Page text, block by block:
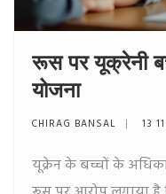
रूस पर यूक्रेनी
योजना
CHIRAG BANSAL 13
यूक्रेन के बच्चों के